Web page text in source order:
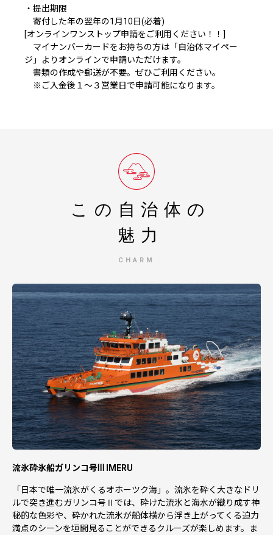
・提出期限
寄付した年の翌年の1月10日(必着)
[オンラインワンストップ申請をご利用ください！！]
マイナンバーカードをお持ちの方は「 自治体マイペー
ジ 」よりオンラインで申請いただけます。
書類の作成や郵送が不要。ぜひご利用ください。
※ご入金後１～３営業日で申請可能になります。
この自治体の
魅力
CHARM
流氷砕氷船ガリンコ号Ⅲ IMERU
「日本で唯一流氷がくるオホーツク海」。流氷を砕く大きなドリ
ルで突き進むガリンコ号Ⅱでは、砕けた流氷と海水が織り成す神
秘的な色彩や、砕かれた流氷が船体横から浮き上がってくる迫力
満点のシーンを垣間見ることができるクルーズが楽しめます。ま